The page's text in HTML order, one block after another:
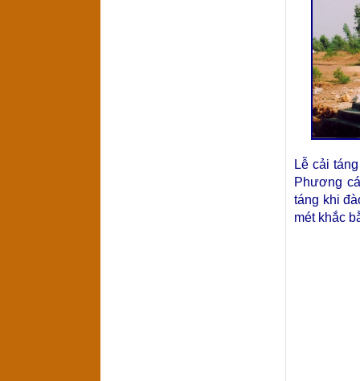
Lễ cải
Phương
táng khi
mét khắc